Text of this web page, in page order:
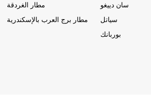
مطار الغردقة
مطار برج العرب بالإسكندرية
سان دييغو
سياتل
بوربانك